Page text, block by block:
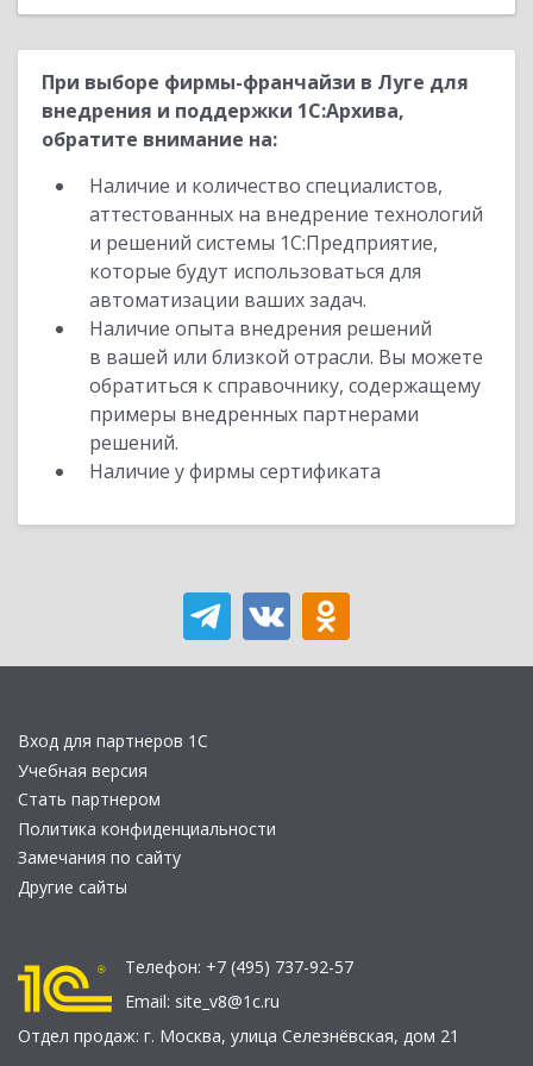
При выборе фирмы-франчайзи в Луге для
внедрения и поддержки 1С:Архива,
обратите внимание на:
Наличие и количество специалистов,
аттестованных на внедрение технологий
и решений системы 1С:Предприятие,
которые будут использоваться для
автоматизации ваших задач.
Наличие опыта внедрения решений
в вашей или близкой отрасли. Вы можете
обратиться к справочнику, содержащему
примеры внедренных партнерами
решений.
Наличие у фирмы сертификата
Вход для партнеров 1С
Учебная версия
Стать партнером
Политика конфиденциальности
Замечания по сайту
Другие сайты
Телефон: +7 (495) 737-92-57
Email: site_v8@1c.ru
Отдел продаж: г. Москва, улица Селезнёвская, дом 21